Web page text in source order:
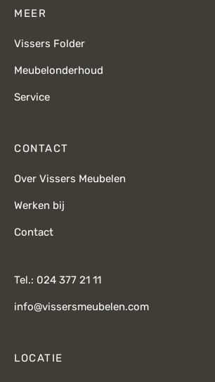
MEER
Vissers Folder
Meubelonderhoud
Service
CONTACT
Over Vissers Meubelen
Werken bij
Contact
Tel.: 024 377 21 11
info@vissersmeubelen.com
LOCATIE